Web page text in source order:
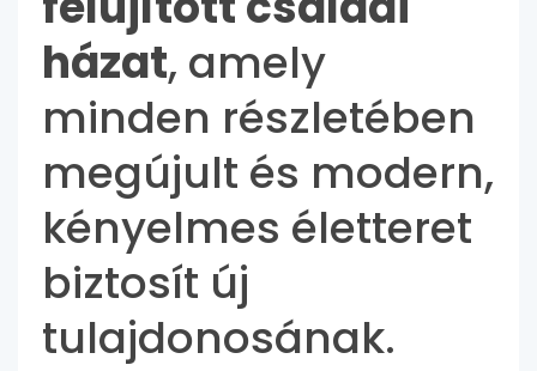
házat, amely
minden részletében
megújult és modern,
kényelmes életteret
biztosít új
tulajdonosának.